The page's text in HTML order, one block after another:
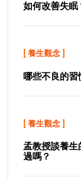
如何改善失眠
[ 養生觀念 ]
哪些不良的習
[ 養生觀念 ]
孟教授談養
過嗎？